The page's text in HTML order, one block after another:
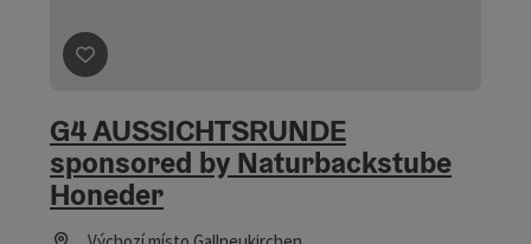
Označit příspěvek
G4 AUSSICHTSRUNDE
sponsored by Naturbackstube
Honeder